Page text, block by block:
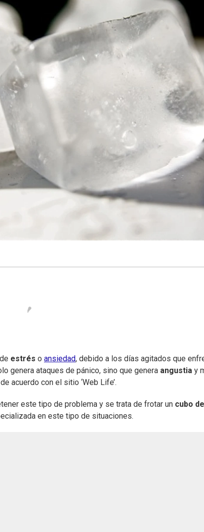
estrés o ansiedad, debido a los días agitados que
genera ataques de pánico, sino que genera angustia y
acuerdo con el sitio ‘Web Life’.
este tipo de problema y se trata de frotar un cubo
en este tipo de situaciones.